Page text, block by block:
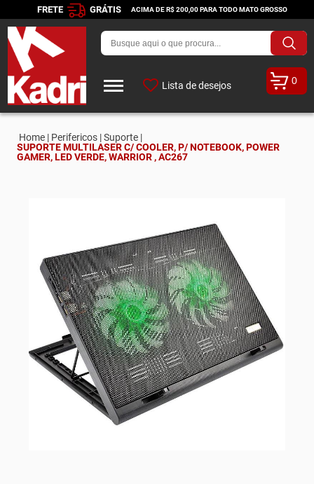
FRETE GRÁTIS ACIMA DE R$ 200,00 PARA TODO MATO GROSSO
Lista de desejos 0
Home | Perifericos |Suporte |
SUPORTE MULTILASER C/ COOLER, P/ NOTEBOOK, POWER
GAMER, LED VERDE, WARRIOR , AC267